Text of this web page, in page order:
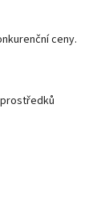
ceny.